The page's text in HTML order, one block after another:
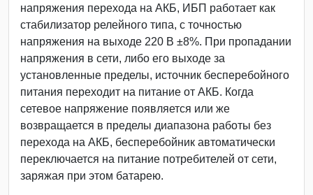
напряжения перехода на АКБ, ИБП работает как
стабилизатор релейного типа, с точностью
напряжения на выходе 220 В ±8%. При пропадании
напряжения в сети, либо его выходе за
установленные пределы, источник бесперебойного
питания переходит на питание от АКБ. Когда
сетевое напряжение появляется или же
возвращается в пределы диапазона работы без
перехода на АКБ, бесперебойник автоматически
переключается на питание потребителей от сети,
заряжая при этом батарею.